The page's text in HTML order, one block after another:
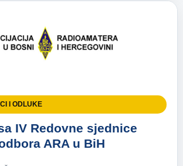
I ODLUKE
IV Redovne sjednice
ARA u BiH